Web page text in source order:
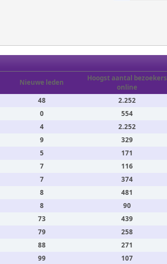
Nieuwe leden
Hoogst aantal bezoekers
online
48 2.252
0 554
4 2.252
9 329
5 171
7 116
7 374
8 481
8 90
73 439
79 258
88 271
99 107